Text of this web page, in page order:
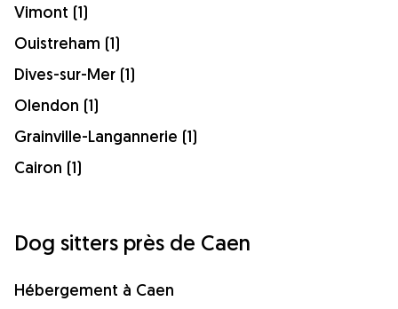
Vimont (1)
Ouistreham (1)
Dives-sur-Mer (1)
Olendon (1)
Grainville-Langannerie (1)
Cairon (1)
Dog sitters près de Caen
Hébergement à Caen